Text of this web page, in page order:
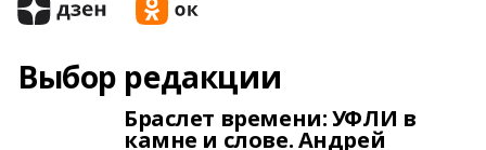
Выбор редакции
Браслет времени: УФЛИ в
камне и слове. Андрей